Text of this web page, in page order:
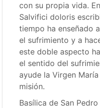
con su propia vida.
Salvifici doloris
tiempo ha enseñado
el sufrimiento y a
este doble aspecto
el sentido del
ayude la Virgen
misión.
Basílica de San Pedro